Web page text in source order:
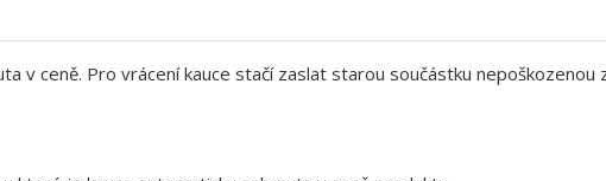
v ceně. Pro vrácení kauce stačí zaslat starou součástku nepoškozenou